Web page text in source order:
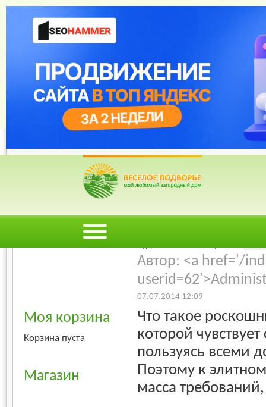
Веселое Подворье- Главная страница
Энциклопедия
Моя корзина
Корзина пуста
Магазин
Каким должен
недвижимости
Автор: <a href='/
07.07.2014 12:09
Что такое
которой
пользуясь всеми
Поэтому к
масса